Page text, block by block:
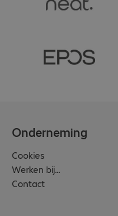
Onderneming
Cookies
Werken bij...
Contact